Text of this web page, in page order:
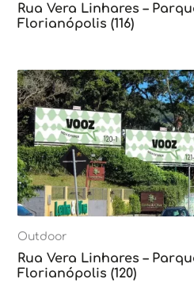
Rua Vera Linhares –
Florianópolis (116)
Outdoor
Rua Vera Linhares –
Florianópolis (120)